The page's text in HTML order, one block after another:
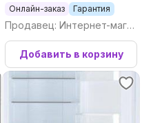
Онлайн-заказ Гарантия
Продавец: Интернет-магаз
ин Newton.by
Добавить в корзину